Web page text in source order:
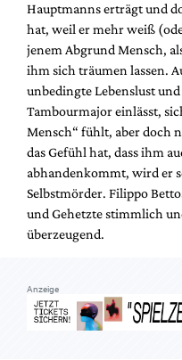
Hauptmanns erträgt und
hat, weil er mehr weiß
jenem Abgrund Mensch,
ihm sich träumen lassen.
unbedingte Lebenslust
Tambourmajor einlässt,
Mensch“ fühlt, aber doch
das Gefühl hat, dass ihm
abhandenkommt, wird er
Selbstmörder. Filippo
und Gehetzte stimmlich
überzeugend.
Anzeige